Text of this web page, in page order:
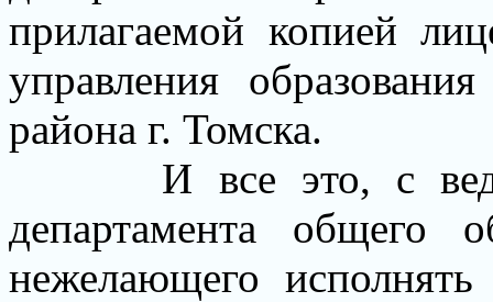
прилагаемой копией
управления
района г. Томска.
И все это, с
департамента общего
нежелающего